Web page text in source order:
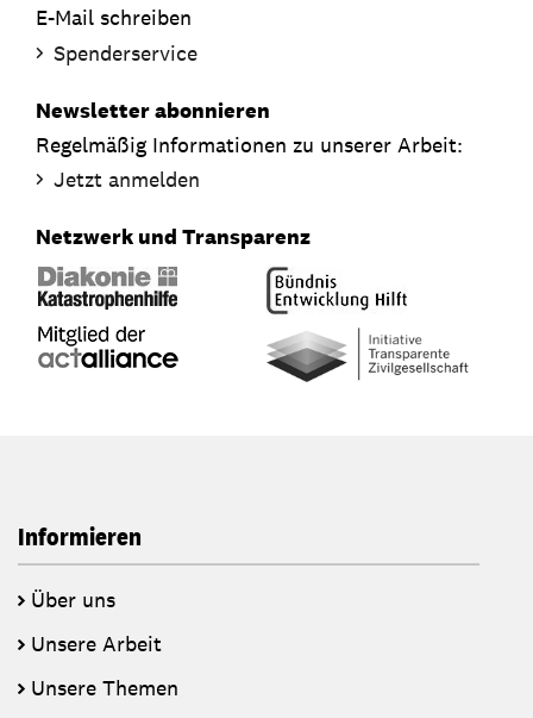
E-Mail schreiben
Spenderservice
Newsletter abonnieren
Regelmäßig Informationen zu unserer Arbeit:
Jetzt anmelden
Netzwerk und Transparenz
Informieren
Über uns
Unsere Arbeit
Unsere Themen